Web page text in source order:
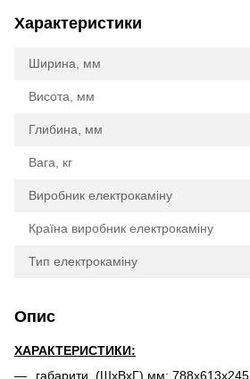
Характеристики
Ширина, мм
Висота, мм
Глибина, мм
Вага, кг
Виробник електрокаміну
Країна виробник електрокаміну
Тип електрокаміну
Опис
ХАРАКТЕРИСТИКИ:
габарити, (ШхВхГ) мм: 788x613x245